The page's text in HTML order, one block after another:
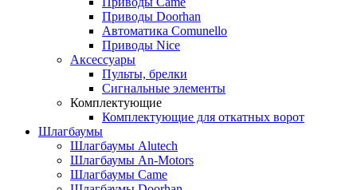
Приводы Doorhan
Автоматика Comunello
Приводы Nice
Аксессуары
Пульты, брелки
Сигнальные элементы
Комплектующие
Комплектующие для откатных ворот
Шлагбаумы
Шлагбаумы Alutech
Шлагбаумы An-Motors
Шлагбаумы Came